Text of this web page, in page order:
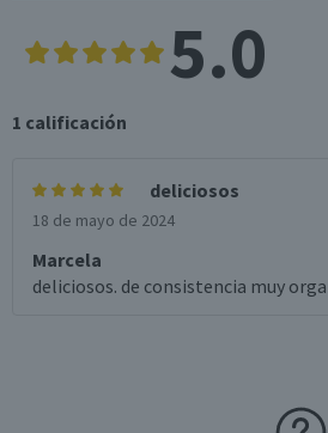
5.0
1 calificación
deliciosos
18 de mayo de 2024
Marcela
deliciosos. de consistencia muy